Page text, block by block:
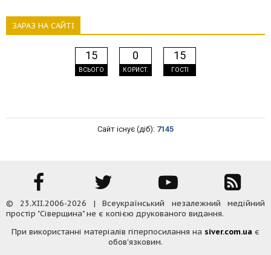
ЗАРАЗ НА САЙТІ
15
ВСЬОГО
0
КОРИСТ.
15
ГОСТІ
Сайт існує (діб): 7145
© 23.XII.2006-2026 | Всеукраїнський незалежний медійний
простір "Сіверщина" не є копією друкованого видання.
При використанні матеріалів гіперпосилання на siver.com.ua є
обов'язковим.